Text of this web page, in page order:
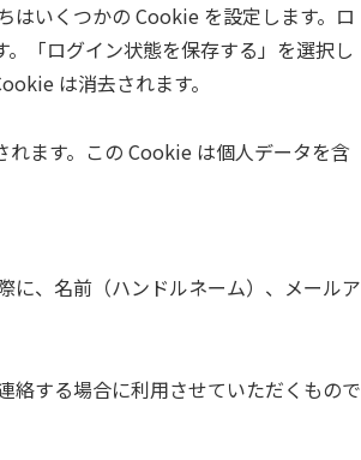
はいくつかの Cookie を設定します。ロ
「ログイン状態を保存する」を選択し
は消去されます。
ます。この Cookie は個人データを含
に、名前（ハンドルネーム）、メールア
絡する場合に利用させていただくもので